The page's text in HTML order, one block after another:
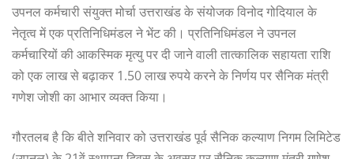
उपनल कर्मचारी संयुक्त मोर्चा उत्तराखंड के संयोजक विनोद गोदियाल के
नेतृत्व में एक प्रतिनिधिमंडल ने भेंट की। प्रतिनिधिमंडल ने उपनल
कर्मचारियों की आकस्मिक मृत्यु पर दी जाने वाली तात्कालिक सहायता राशि
को एक लाख से बढ़ाकर 1.50 लाख रुपये करने के निर्णय पर सैनिक मंत्री
गणेश जोशी का आभार व्यक्त किया।
गौरतलब है कि बीते शनिवार को उत्तराखंड पूर्व सैनिक कल्याण निगम लिमिटेड